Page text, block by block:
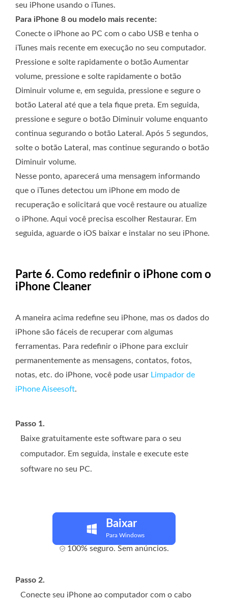
seu iPhone usando o iTunes.
Para iPhone 8 ou modelo mais recente:
Conecte o iPhone ao PC com o cabo USB e tenha o
iTunes mais recente em execução no seu computador.
Pressione e solte rapidamente o botão Aumentar
volume, pressione e solte rapidamente o botão
Diminuir volume e, em seguida, pressione e segure o
botão Lateral até que a tela fique preta. Em seguida,
pressione e segure o botão Diminuir volume enquanto
continua segurando o botão Lateral. Após 5 segundos,
solte o botão Lateral, mas continue segurando o botão
Diminuir volume.
Nesse ponto, aparecerá uma mensagem informando
que o iTunes detectou um iPhone em modo de
recuperação e solicitará que você restaure ou atualize
o iPhone. Aqui você precisa escolher Restaurar. Em
seguida, aguarde o iOS baixar e instalar no seu iPhone.
Parte 6. Como redefinir o iPhone com o
iPhone Cleaner
A maneira acima redefine seu iPhone, mas os dados do
iPhone são fáceis de recuperar com algumas
ferramentas. Para redefinir o iPhone para excluir
permanentemente as mensagens, contatos, fotos,
notas, etc. do iPhone, você pode usar Limpador de
iPhone Aiseesoft.
Passo 1.
Baixe gratuitamente este software para o seu
computador. Em seguida, instale e execute este
software no seu PC.
Baixar
Para Windows
100% seguro. Sem anúncios.
Passo 2.
Conecte seu iPhone ao computador com o cabo